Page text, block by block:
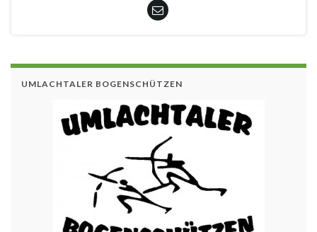
UMLACHTALER BOGENSCHÜTZEN